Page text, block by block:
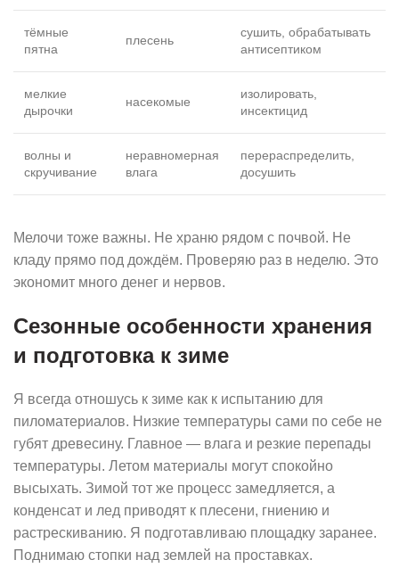
тёмные
пятна
плесень
сушить, обрабатывать
антисептиком
мелкие
дырочки
насекомые
изолировать,
инсектицид
волны и
скручивание
неравномерная
влага
перераспределить,
досушить
Мелочи тоже важны. Не храню рядом с почвой. Не
кладу прямо под дождём. Проверяю раз в неделю. Это
экономит много денег и нервов.
Сезонные особенности хранения
и подготовка к зиме
Я всегда отношусь к зиме как к испытанию для
пиломатериалов. Низкие температуры сами по себе не
губят древесину. Главное — влага и резкие перепады
температуры. Летом материалы могут спокойно
высыхать. Зимой тот же процесс замедляется, а
конденсат и лед приводят к плесени, гниению и
растрескиванию. Я подготавливаю площадку заранее.
Поднимаю стопки над землей на проставках.